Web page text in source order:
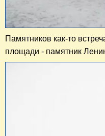
Памятников как-то
площади - памятник